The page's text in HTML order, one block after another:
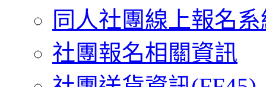
同人社團線上報名
社團報名相關資訊